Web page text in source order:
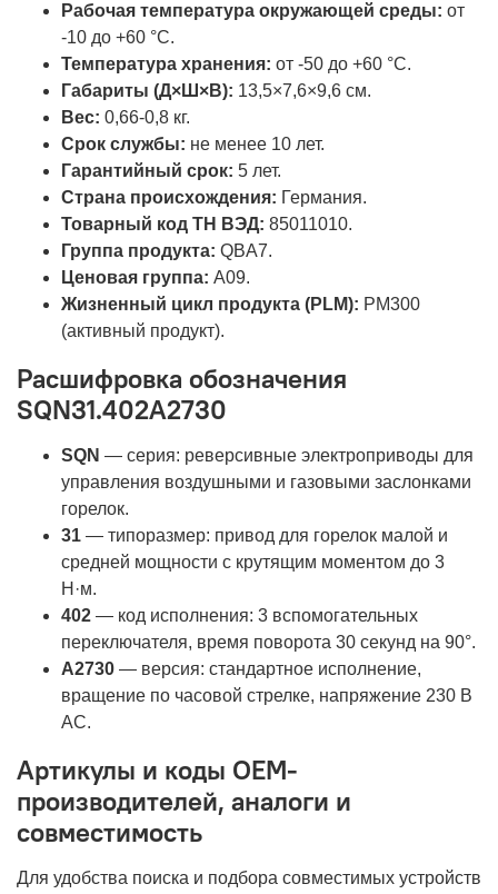
Рабочая температура окружающей среды: от
-10 до +60 °C.
Температура хранения: от -50 до +60 °C.
Габариты (Д×Ш×В): 13,5×7,6×9,6 см.
Вес: 0,66-0,8 кг.
Срок службы: не менее 10 лет.
Гарантийный срок: 5 лет.
Страна происхождения: Германия.
Товарный код ТН ВЭД: 85011010.
Группа продукта: QBA7.
Ценовая группа: A09.
Жизненный цикл продукта (PLM): PM300
(активный продукт).
Расшифровка обозначения
SQN31.402A2730
SQN — серия: реверсивные электроприводы для
управления воздушными и газовыми заслонками
горелок.
31 — типоразмер: привод для горелок малой и
средней мощности с крутящим моментом до 3
Н·м.
402 — код исполнения: 3 вспомогательных
переключателя, время поворота 30 секунд на 90°.
A2730 — версия: стандартное исполнение,
вращение по часовой стрелке, напряжение 230 В
AC.
Артикулы и коды OEM-
производителей, аналоги и
совместимость
Для удобства поиска и подбора совместимых устройств